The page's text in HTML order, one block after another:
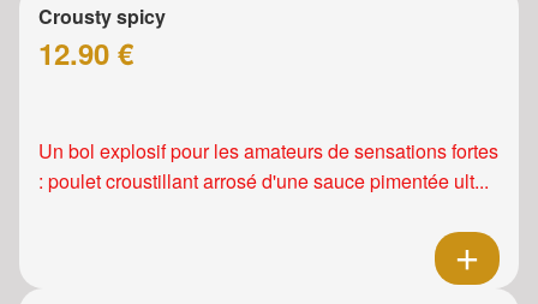
Crousty spicy
12.90 €
Un bol explosif pour les amateurs de sensations fortes
: poulet croustillant arrosé d'une sauce pimentée ult...